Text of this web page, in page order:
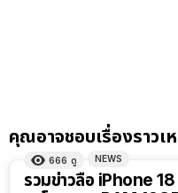
คุณอาจชอบเรื่องราวเ
666 ดู NEWS
รวมข่าวลือ iPhone